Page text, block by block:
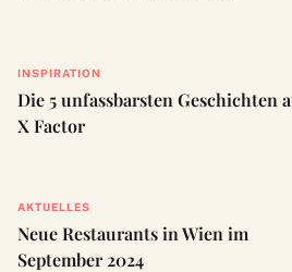
INSPIRATION
Die 5 unfassbarsten Geschichten
X Factor
AKTUELLES
Neue Restaurants in Wien im
September 2024